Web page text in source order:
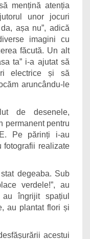
mențină atenția
unor jocuri
așa nu”, adică
imagini cu
făcută. Un alt
ta” i-a ajutat să
electrice și să
aruncându-le
de desenele,
permanent pentru
Pe părinți i-au
fotografii realizate
degeaba. Sub
verdele!”, au
îngrijit spațiul
au plantat flori și
acestui